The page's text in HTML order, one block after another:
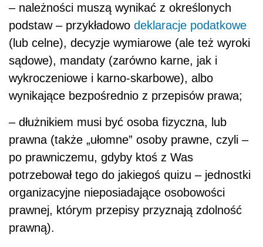
– należności muszą wynikać z określonych
podstaw – przykładowo deklaracje podatkowe
(lub celne), decyzje wymiarowe (ale też wyroki
sądowe), mandaty (zarówno karne, jak i
wykroczeniowe i karno-skarbowe), albo
wynikające bezpośrednio z przepisów prawa;
– dłużnikiem musi być osoba fizyczna, lub
prawna (także „ułomne” osoby prawne, czyli –
po prawniczemu, gdyby ktoś z Was
potrzebował tego do jakiegoś quizu – jednostki
organizacyjne nieposiadające osobowości
prawnej, którym przepisy przyznają zdolność
prawną).